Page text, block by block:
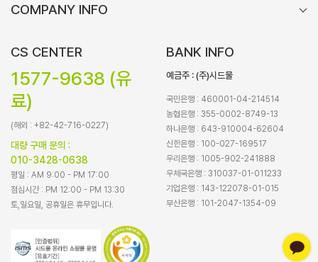
COMPANY INFO
CS CENTER
1577-9638 (유
료)
(해외 : +82-42-716-0227)
대량 구매 문의 :
010-3428-0638
평일 : AM 9:00 - PM 17:00
점심시간 : PM 12:00 - PM 13:30
토,일요일, 공휴일은 휴무입니다.
BANK INFO
예금주 : (주)시드물
국민은행 : 460001-04-214514
농협은행 : 355-0002-8749-13
하나은행 : 643-910004-62604
신한은행 : 100-027-169517
우리은행 : 1005-902-241888
우체국은행 : 310037-01-011233
기업은행 : 143-122078-01-015
부산은행 : 101-2047-1354-09